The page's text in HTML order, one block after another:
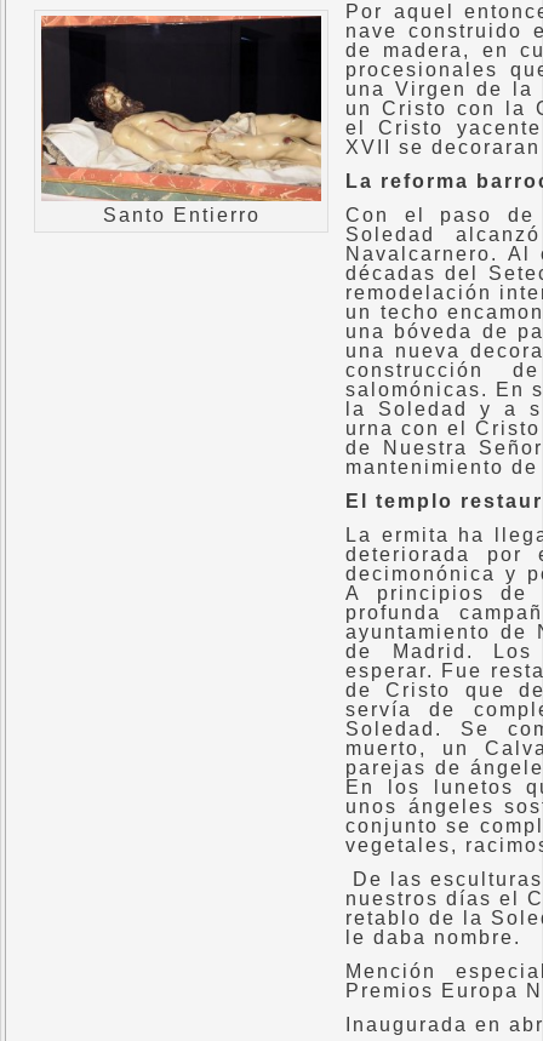
Santo Entierro
Por aquel
nave construido
de madera, en
procesionales
una Virgen de la
un Cristo con la
el Cristo
XVII se
La reforma
Con el paso
Soledad
Navalcarnero.
décadas del
remodelación
un techo
una bóveda de
una nueva
construcción
salomónicas. En
la Soledad y a
urna con el
de Nuestra
mantenimiento
El templo
La ermita ha
deteriorada
decimonónica y
A principios
profunda
ayuntamiento de
de Madrid. Los
esperar. Fue
de Cristo que
servía de
Soledad. Se
muerto, un
parejas de
En los lunetos
unos ángeles
conjunto se
vegetales,
De las
nuestros días el
retablo de la
le daba nombre.
Mención
Premios Europa
Inaugurada en